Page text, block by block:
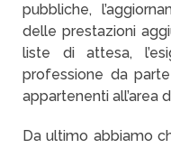
pubbliche,
delle prestazioni
liste di attesa,
professione da
appartenenti all’area
Da ultimo abbiamo